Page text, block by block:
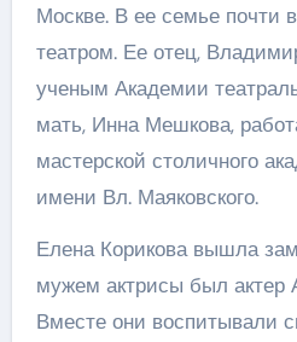
Москве. В ее семье почти
театром. Ее отец,
ученым Академии
мать, Инна Мешкова,
мастерской столичного
имени Вл. Маяковского.
Елена Корикова вышла
мужем актрисы был актер
Вместе они воспитывали